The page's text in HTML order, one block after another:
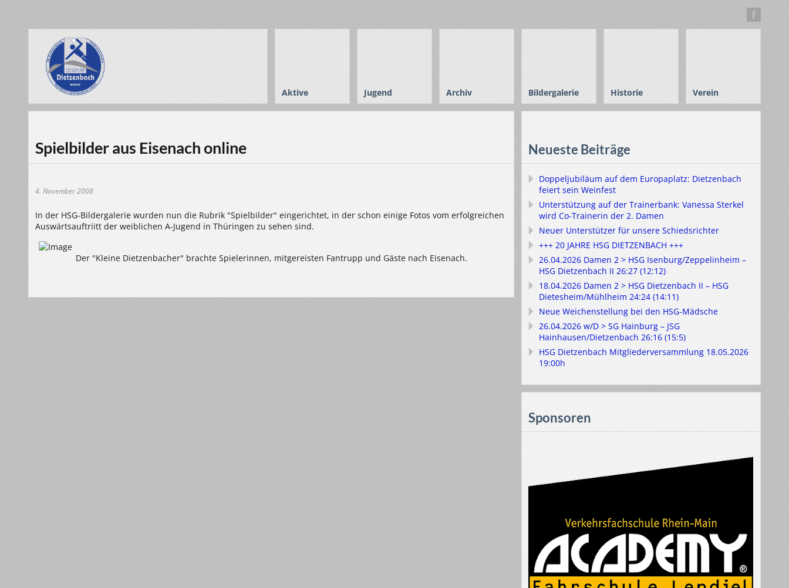
Aktive Jugend Archiv Bildergalerie Historie Verein
Spielbilder aus Eisenach online
4. November 2008
In der HSG-Bildergalerie wurden nun die Rubrik "Spielbilder" eingerichtet, in der schon einige Fotos vom erfolgreichen
Auswärtsauftriitt der weiblichen A-Jugend in Thüringen zu sehen sind.
Der "Kleine Dietzenbacher" brachte Spielerinnen, mitgereisten Fantrupp und Gäste nach Eisenach.
Neueste Beiträge
Doppeljubiläum auf dem Europaplatz: Dietzenbach
feiert sein Weinfest
Unterstützung auf der Trainerbank: Vanessa Sterkel
wird Co-Trainerin der 2. Damen
Neuer Unterstützer für unsere Schiedsrichter
+++ 20 JAHRE HSG DIETZENBACH +++
26.04.2026 Damen 2 > HSG Isenburg/Zeppelinheim –
HSG Dietzenbach II 26:27 (12:12)
18.04.2026 Damen 2 > HSG Dietzenbach II – HSG
Dietesheim/Mühlheim 24:24 (14:11)
Neue Weichenstellung bei den HSG-Mädsche
26.04.2026 w/D > SG Hainburg – JSG
Hainhausen/Dietzenbach 26:16 (15:5)
HSG Dietzenbach Mitgliederversammlung 18.05.2026
19:00h
Sponsoren